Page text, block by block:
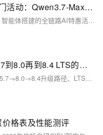
阿里云最新云服务器和AI产品热门活动：Qwen3.7-Max、大模型、百炼Token Plan、云服务器等活动介绍
阿里云近期推出覆盖大模型、算力部署、智能体搭建的全链路AI特惠活动，全方位降低AI落地门槛。旗舰模型Qwen3.7-Max限时5折，赠100万免费Tokens，覆盖API调用、批量处理、缓存优化全场景；全模型通用抵扣计划新客直省50%，包季低至4.5折，支持150+款模型通享。Token Plan提供三档坐席套餐，兼容十余款主流大模型与AI工具，保障高峰不排队。HappyHorse视频生成模型限时6折，弹性GPU算力最长100小时享1折起，搭配9.9元轻量服务器一键部署OpenClaw AI助理，为个人开发者、一人公司及企业提供分层级高性价比AI生产力方案。
MySQL版本升级最佳实践：从5.7到8.0再到8.4 LTS的兼容性审计与迁移策略
以一次真实升级事故开篇，覆盖MySQL 5.7→8.0→8.4升级路径、LTS与Innovation双轨线、兼容性审计、高危变更、升级路径对比与灰度切换策略
格表及性能测评